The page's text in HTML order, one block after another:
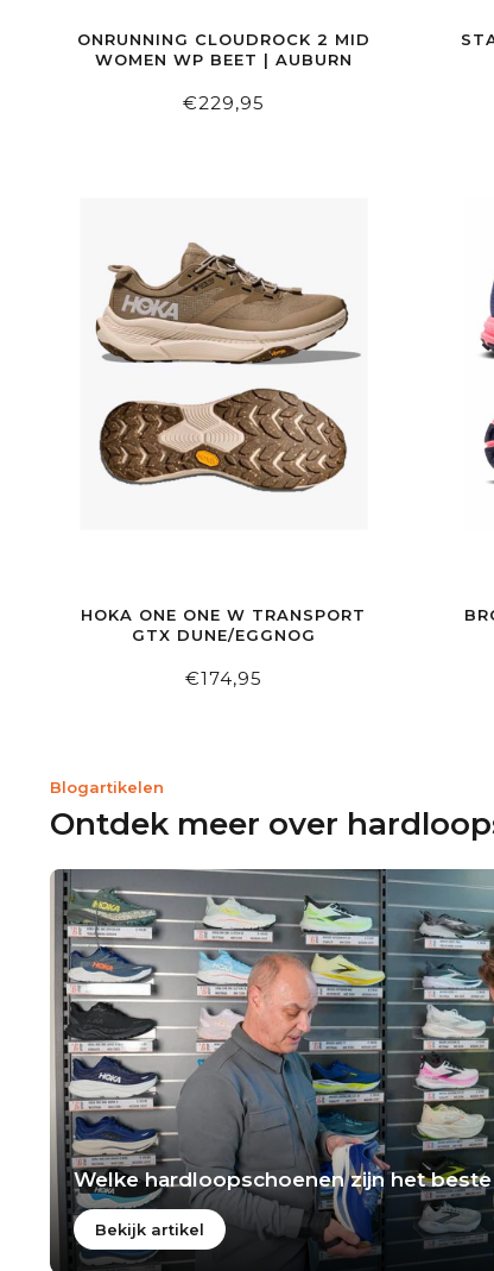
ONRUNNING CLOUDROCK 2 MID
WOMEN WP BEET | AUBURN
€229,95
HOKA ONE ONE W TRANSPORT
GTX DUNE/EGGNOG
€174,95
Blogartikelen
Ontdek meer over
Welke hardloopschoenen zijn het
Bekijk artikel